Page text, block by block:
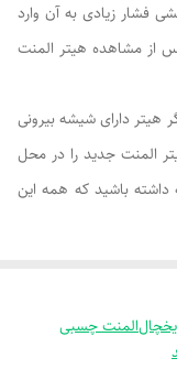
فشار زیادی به آن وارد
از مشاهده هیتر المنت
هیتر دارای شیشه بیرونی
المنت جدید را در محل
باشید که همه این
المنت چسبی